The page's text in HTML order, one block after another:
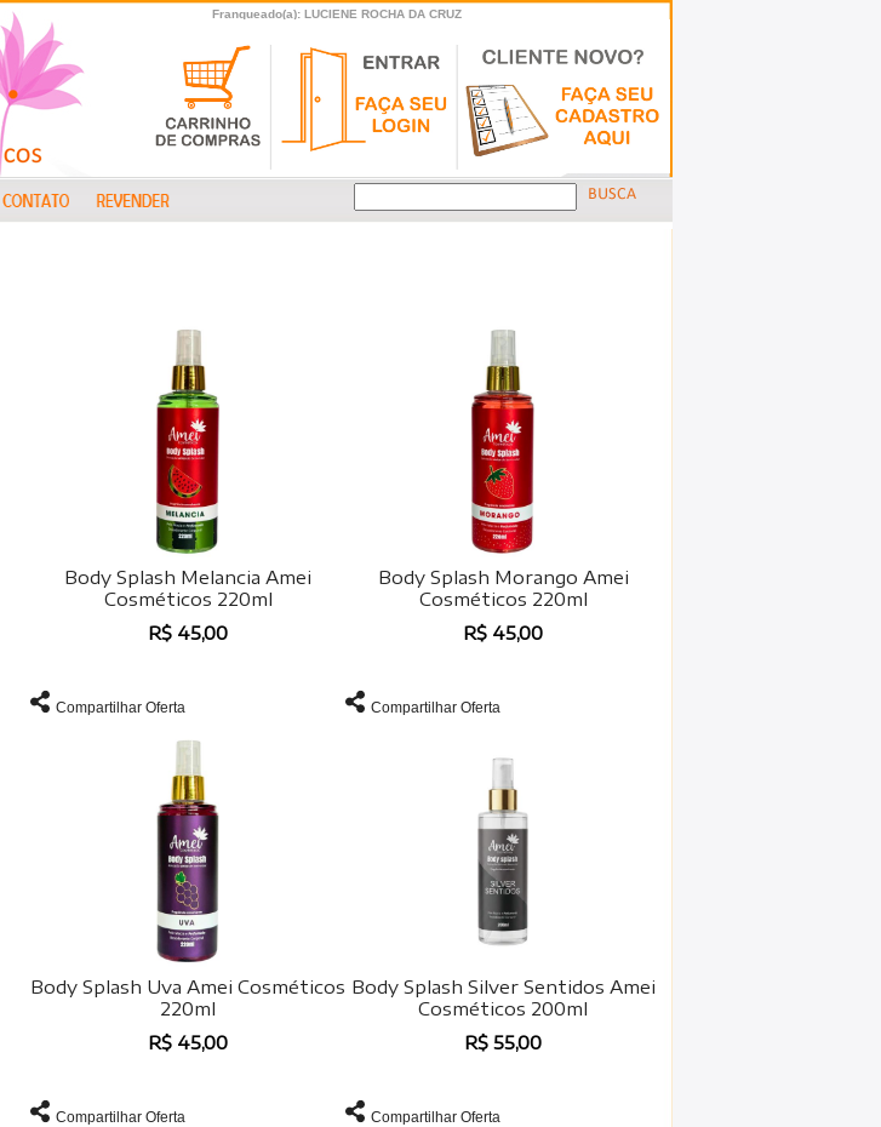
Franqueado(a): LUCIENE ROCHA DA CRUZ
Body Splash Melancia Amei
Cosméticos 220ml
R$ 45,00
Compartilhar Oferta
Body Splash Morango Amei
Cosméticos 220ml
R$ 45,00
Compartilhar Oferta
Body Splash Uva Amei Cosméticos
220ml
R$ 45,00
Compartilhar Oferta
Body Splash Silver Sentidos Amei
Cosméticos 200ml
R$ 55,00
Compartilhar Oferta